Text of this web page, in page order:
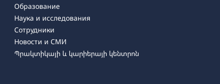
Образование
Наука и исследования
Сотрудники
Новости и СМИ
Պրակտիկայի և կարիերայի կենտրոն